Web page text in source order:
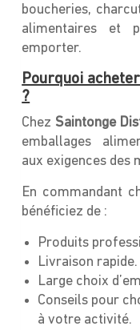
boucheries,
alimentaires et
emporter.
Pourquoi
?
Chez Saintonge
emballages
aux exigences des
En commandant
bénéficiez de :
Produits
Livraison rapide.
Large choix
Conseils pour
à votre activité.